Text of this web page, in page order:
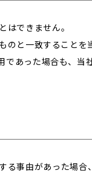
できません。
と一致すること
あった場合も、当
事由があった場